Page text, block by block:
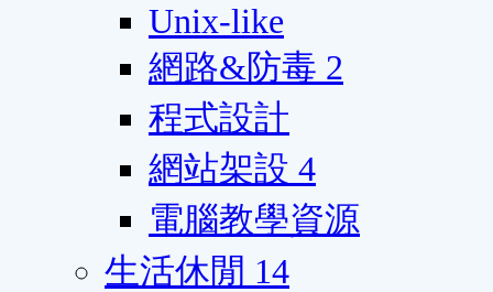
Unix-like
網路&防毒 2
程式設計
網站架設 4
電腦教學資源
生活休閒 14